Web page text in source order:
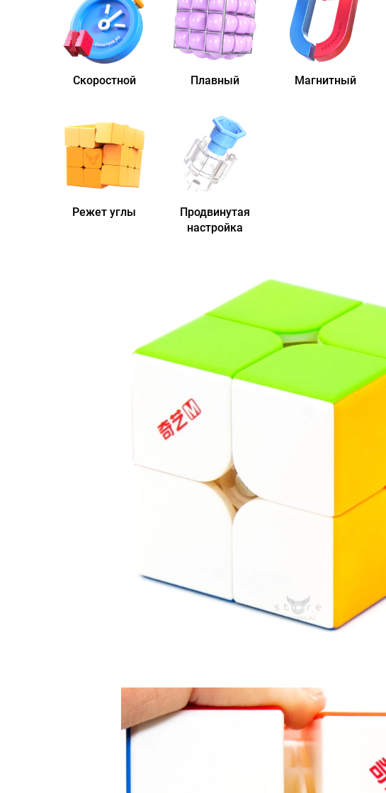
Скоростной Плавный Магнитный
Режет углы
Продвинутая
настройка